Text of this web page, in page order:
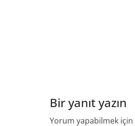
Bir yanıt yazın
Yorum yapabilmek için